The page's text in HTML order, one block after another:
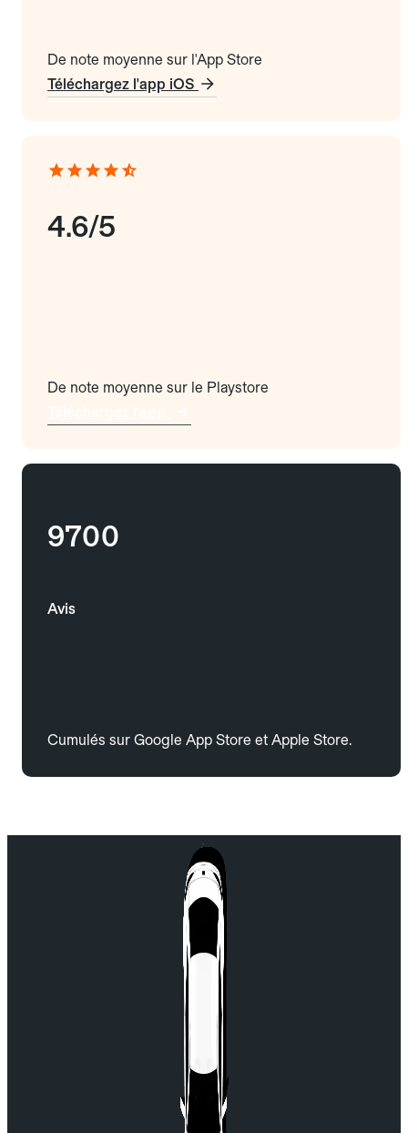
De note moyenne sur l'App Store
Téléchargez l'app iOS
4.6/5
De note moyenne sur le Playstore
9700
Avis
Cumulés sur Google App Store et Apple Store.